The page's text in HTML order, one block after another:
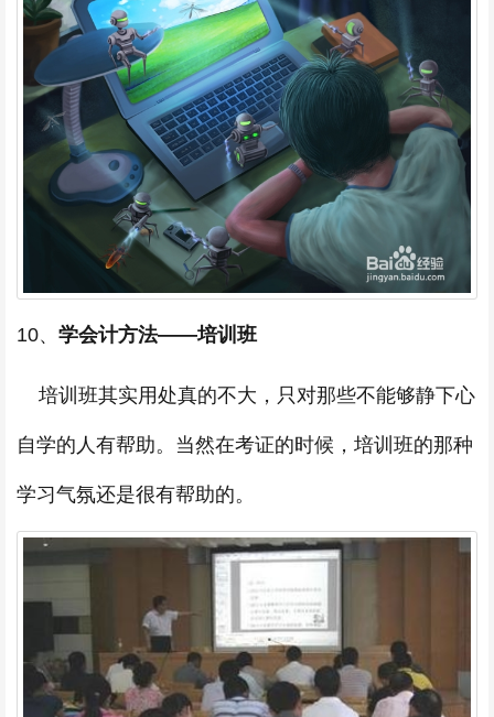
10、 学会计方法——培训班
培训班其实用处真的不大，只对那些不能够静下心
自学的人有帮助。当然在考证的时候，培训班的那种
学习气氛还是很有帮助的。